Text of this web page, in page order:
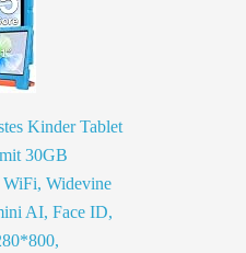
Kinder Tablet
30GB
Widevine
AI, Face ID,